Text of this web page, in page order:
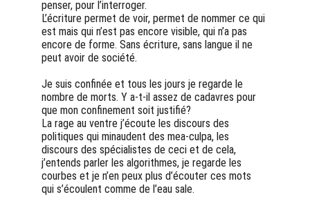
penser, pour l’interroger.
L’écriture permet de voir, permet de nommer ce qui
est mais qui n’est pas encore visible, qui n’a pas
encore de forme. Sans écriture, sans langue il ne
peut avoir de société.
Je suis confinée et tous les jours je regarde le
nombre de morts. Y a-t-il assez de cadavres pour
que mon confinement soit justifié?
La rage au ventre j’écoute les discours des
politiques qui minaudent des mea-culpa, les
discours des spécialistes de ceci et de cela,
j’entends parler les algorithmes, je regarde les
courbes et je n’en peux plus d’écouter ces mots
qui s’écoulent comme de l’eau sale.